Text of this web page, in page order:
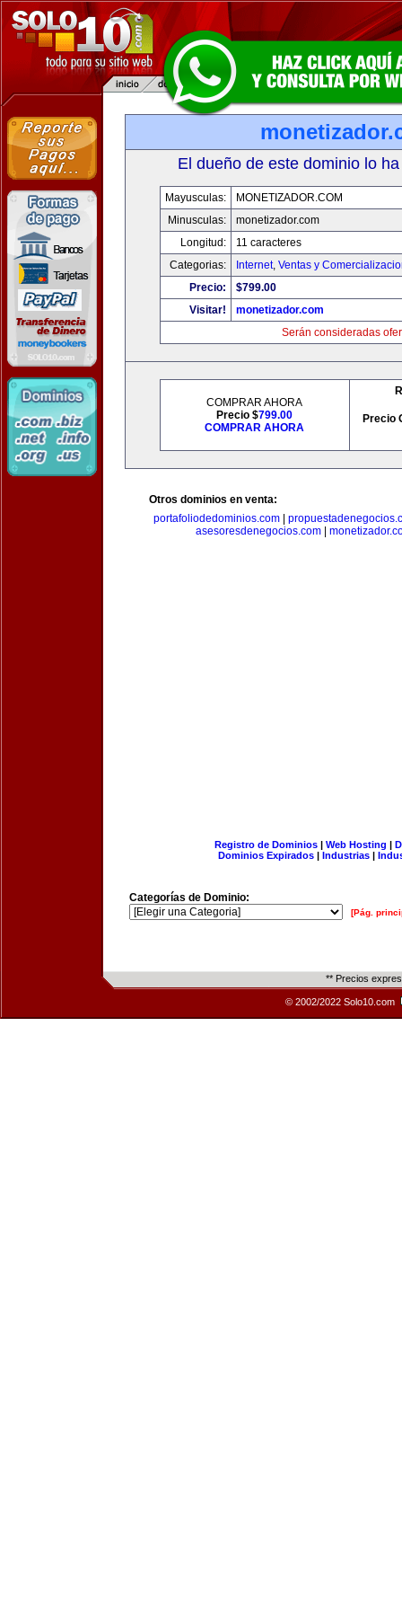
El dueño de este dominio lo
Mayusculas:
MONETIZADOR.COM
Minusculas:
monetizador.com
Longitud:
11 caracteres
Categorias:
Internet, Ventas y
Precio:
$799.00
Visitar!
monetizador.com
Serán consideradas
COMPRAR AHORA
Precio $799.00
COMPRAR AHORA
Precio
Otros dominios en venta:
portafoliodedominios.com|
asesoresdenegocios.com
Registro de Dominios| Web Hosting |
Dominios Expirados | Industrias |
Categorías de Dominio:
[Pág.
** Precios
© 2002/2022 Solo10.com